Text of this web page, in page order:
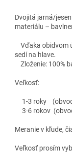
Dvojitá jarná/
materiálu –
Vďaka obidvom
sedí na hlave.
Zloženie: 100%
Veľkosť:
1-3 roky
3-6 rokov
Meranie v kľude,
Veľkosť prosím